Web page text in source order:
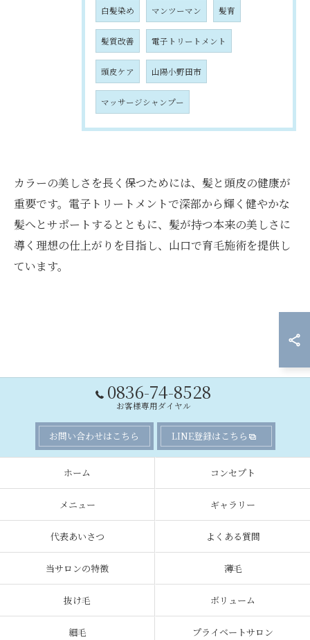
白髪染め マンツーマン 髪育
髪質改善 電子トリートメント
頭皮ケア 山陽小野田市
マッサージシャンプー
カラーの美しさを長く保つためには、髪と頭皮の健康が
重要です。電子トリートメントで深部から輝く健やかな
髪へとサポートするとともに、髪が持つ本来の美しさに
導く理想の仕上がりを目指し、山口で育毛施術を提供し
ています。
0836-74-8528
お客様専用ダイヤル
お問い合わせはこちら LINE登録はこちら
ホーム コンセプト
メニュー ギャラリー
代表あいさつ よくある質問
当サロンの特徴 薄毛
抜け毛 ボリューム
細毛 プライベートサロン